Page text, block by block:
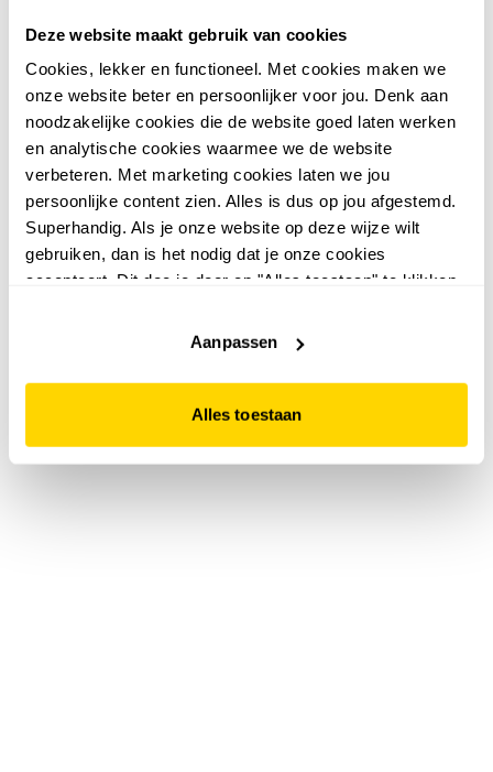
Deze website maakt gebruik van cookies
Cookies, lekker en functioneel. Met cookies maken we
onze website beter en persoonlijker voor jou. Denk aan
noodzakelijke cookies die de website goed laten werken
en analytische cookies waarmee we de website
verbeteren. Met marketing cookies laten we jou
persoonlijke content zien. Alles is dus op jou afgestemd.
Superhandig. Als je onze website op deze wijze wilt
gebruiken, dan is het nodig dat je onze cookies
accepteert. Dit doe je door op "Alles toestaan" te klikken.
website niet optimaal functioneert.
Aanpassen
Alles toestaan